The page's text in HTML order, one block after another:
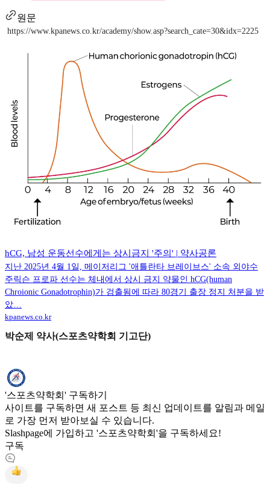
원문
https://www.kpanews.co.kr/academy/show.asp?search_cate=30&idx=2225
hCG, 남성 운동선수에게는 상시금지 '주의' | 약사공론
지난 2025년 4월 1일, 메이저리그 '애틀란타 브레이브스' 소속 외야수
주릭슨 프로파 선수는 체내에서 상시 금지 약물인 hCG(human
Chroionic Gonadotrophin)가 검출됨에 따라 80경기 출장 정지 처분을 받
았…
kpanews.co.kr
박순제 약사(스포츠약학회 기고단)
'스포츠약학회' 구독하기
사이트를 구독하면 새 포스트 등 최신 업데이트를 알림과 메일
로 가장 먼저 받아보실 수 있습니다.
Slashpage에 가입하고 '스포츠약학회'을 구독하세요!
구독